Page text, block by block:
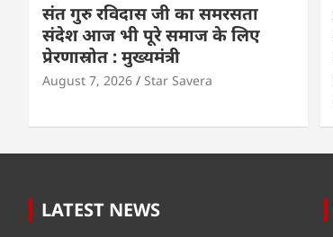
संत गुरु रविदास जी का समरसता
संदेश आज भी पूरे समाज के लिए
प्रेरणास्रोत : मुख्यमंत्री
August 7, 2026 Star Savera
LATEST NEWS